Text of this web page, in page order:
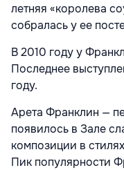
летняя «королева
собралась у ее
В 2010 году у
Последнее
году.
Арета Франклин —
появилось в Зале
композиции в
Пик популярности